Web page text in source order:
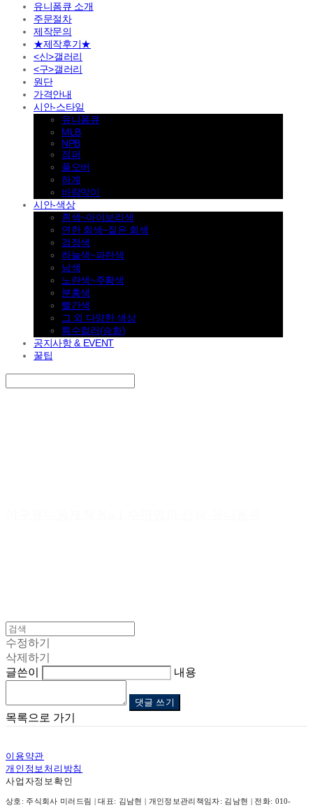
유니폼큐 소개
주문절차
제작문의
★제작후기★
<신>갤러리
<구>갤러리
원단
가격안내
시안-스타일
유니폼큐
MLB
NPB
점퍼
풀오버
하계
바람막이
시안-색상
흰색~아이보리색
연한 회색~짙은 회색
검정색
하늘색~파란색
남색
노란색~주황색
분홍색
빨간색
그 외 다양한 색상
특수컬러(승화)
공지사항 & EVENT
꿀팁
수정하기
삭제하기
글쓴이
내용
댓글 쓰기
목록으로 가기
이용약관
개인정보처리방침
사업자정보확인
상호: 주식회사 미러드림 | 대표: 김남현 | 개인정보관리책임자: 김남현 | 전화: 010-